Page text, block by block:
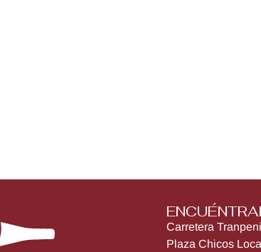
Carretera
Plaza Chicos